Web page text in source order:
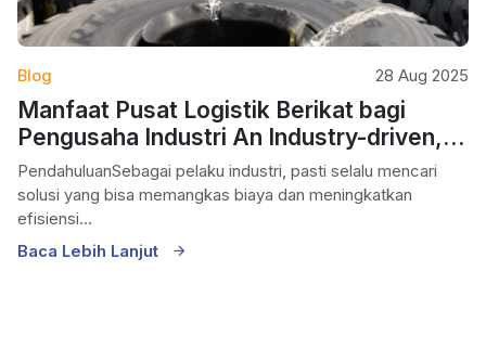
Blog 28 Aug 2025
Manfaat Pusat Logistik Berikat bagi
Pengusaha Industri An Industry-driven,
Bonded Zone
PendahuluanSebagai pelaku industri, pasti selalu mencari
solusi yang bisa memangkas biaya dan meningkatkan
efisiensi...
Baca Lebih Lanjut